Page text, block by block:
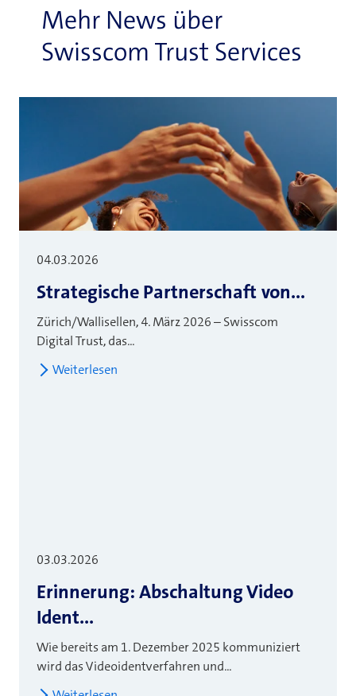
Mehr News über
Swisscom Trust Services
04.03.2026
Strategische Partnerschaft von...
Zürich/Wallisellen, 4. März 2026 – Swisscom
Digital Trust, das...
Weiterlesen
03.03.2026
Erinnerung: Abschaltung Video
Ident...
Wie bereits am 1. Dezember 2025 kommuniziert
wird das Videoidentverfahren und...